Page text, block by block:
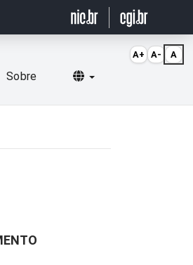
Sobre Selecionar idioma
A+ A- A